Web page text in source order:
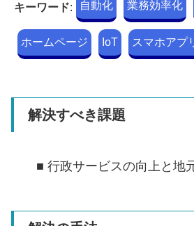
キーワード: 自動化 業務効率化
ホームページ IoT スマホアプ
解決すべき課題
■ 行政サービスの向上と地